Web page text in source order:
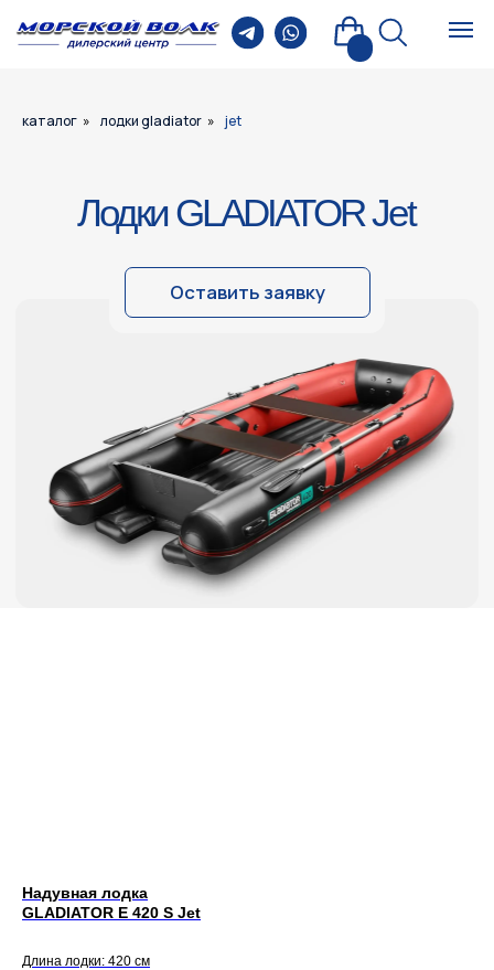
каталог » лодки gladiator » jet
Оставить заявку
Надувная лодка
GLADIATOR E 420 S Jet
Длина лодки: 420 см